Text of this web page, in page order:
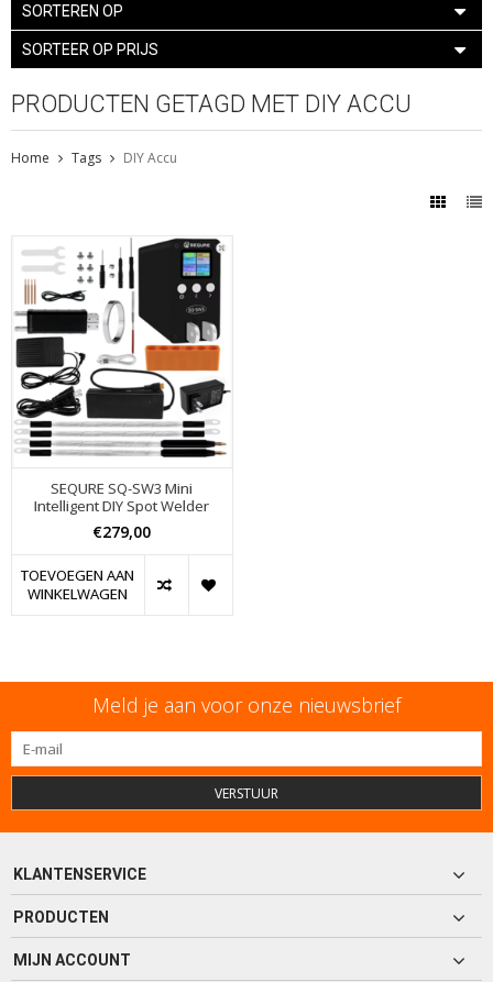
SORTEREN OP
SORTEER OP PRIJS
PRODUCTEN GETAGD MET DIY ACCU
Home Tags DIY Accu
SEQURE SQ-SW3 Mini
Intelligent DIY Spot Welder
€279,00
TOEVOEGEN AAN
WINKELWAGEN
Meld je aan voor onze nieuwsbrief
VERSTUUR
KLANTENSERVICE
PRODUCTEN
MIJN ACCOUNT